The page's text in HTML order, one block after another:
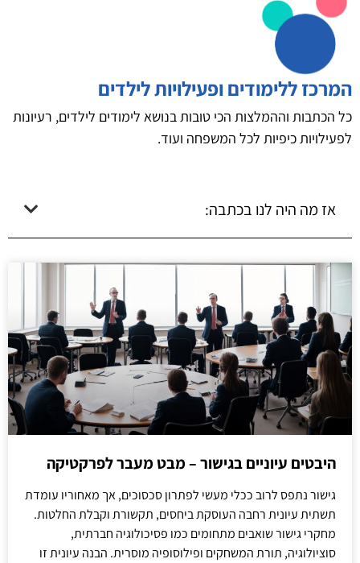
המרכז ללימודים ופעילויות לילדים
כל הכתבות וההמלצות הכי טובות בנושא לימודים לילדים, רעיונות
לפעילויות כיפיות לכל המשפחה ועוד.
אז מה היה לנו בכתבה:
היבטים עיוניים בגישור – מבט מעבר לפרקטיקה
גישור נתפס לרוב ככלי מעשי לפתרון סכסוכים, אך מאחוריו עומדת
תשתית עיונית רחבה העוסקת ביחסים, תקשורת וקבלת החלטות.
מחקרי גישור שואבים מתחומים כמו פסיכולוגיה חברתית,
סוציולוגיה, תורת המשחקים ופילוסופיה מוסרית. הבנה עיונית זו